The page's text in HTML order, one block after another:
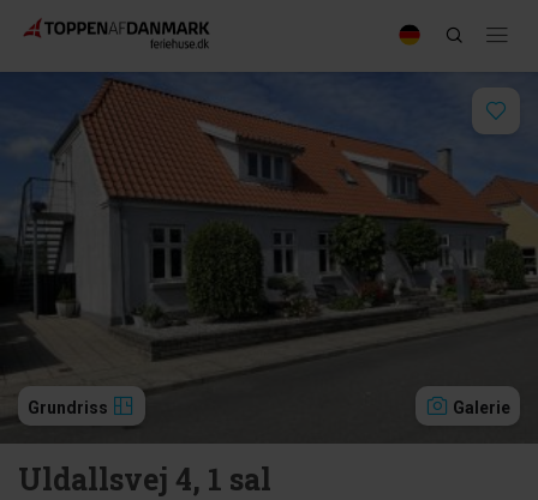
Grundriss Galerie
Uldallsvej 4, 1 sal